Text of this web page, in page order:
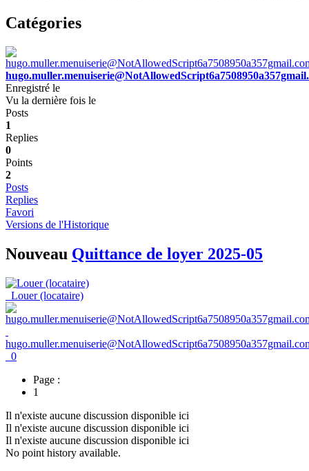
Catégories
Enregistré le
Vu la dernière fois le
Posts
1
Replies
0
Points
2
Posts
Replies
Favori
Versions de l'Historique
Nouveau Quittance de loyer 2025-05
Louer (locataire)
0
Page :
1
Il n'existe aucune discussion disponible ici
Il n'existe aucune discussion disponible ici
Il n'existe aucune discussion disponible ici
No point history available.